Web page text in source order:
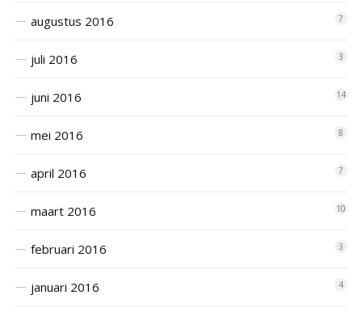
augustus 2016 7
juli 2016 3
juni 2016 14
mei 2016 8
april 2016 7
maart 2016 10
februari 2016 3
januari 2016 4